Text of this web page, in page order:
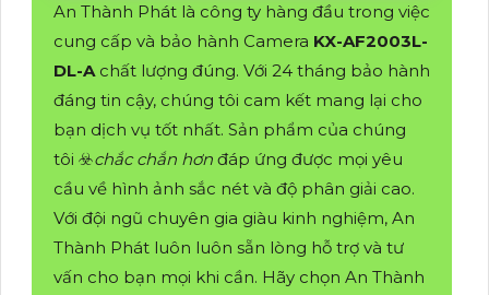
An Thành Phát là công ty hàng đầu trong việc
cung cấp và bảo hành Camera KX-AF2003L-
DL-A chất lượng đúng. Với 24 tháng bảo hành
đáng tin cậy, chúng tôi cam kết mang lại cho
bạn dịch vụ tốt nhất. Sản phẩm của chúng
tôi ☣️chắc chắn hơn đáp ứng được mọi yêu
cầu về hình ảnh sắc nét và độ phân giải cao.
Với đội ngũ chuyên gia giàu kinh nghiệm, An
Thành Phát luôn luôn sẵn lòng hỗ trợ và tư
vấn cho bạn mọi khi cần. Hãy chọn An Thành